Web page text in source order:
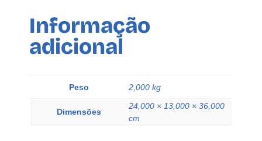
a
D
Informação
adicional
Peso 2,000 kg
Dimensões
24,000 × 13,000 × 36,000
cm